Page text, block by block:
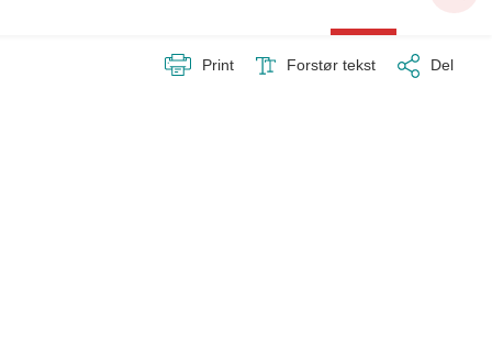
Print Forstør tekst Del